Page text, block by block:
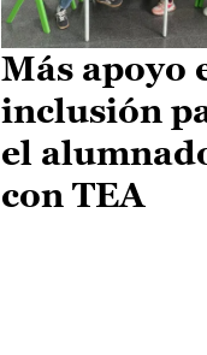
Más apoyo
inclusión
el
con TEA